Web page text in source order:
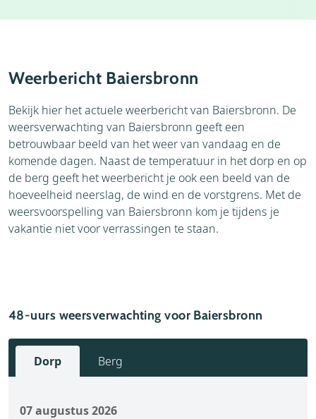
Thema's
Weerbericht Baiersbronn
Bekijk hier het actuele weerbericht van Baiersbronn. De
weersverwachting van Baiersbronn geeft een
betrouwbaar beeld van het weer van vandaag en de
komende dagen. Naast de temperatuur in het dorp en op
de berg geeft het weerbericht je ook een beeld van de
hoeveelheid neerslag, de wind en de vorstgrens. Met de
weersvoorspelling van Baiersbronn kom je tijdens je
vakantie niet voor verrassingen te staan.
48-uurs weersverwachting voor Baiersbronn
Dorp Berg
07 augustus 2026